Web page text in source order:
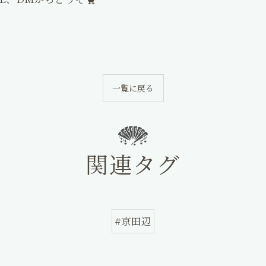
一覧に戻る
関連タグ
#京田辺